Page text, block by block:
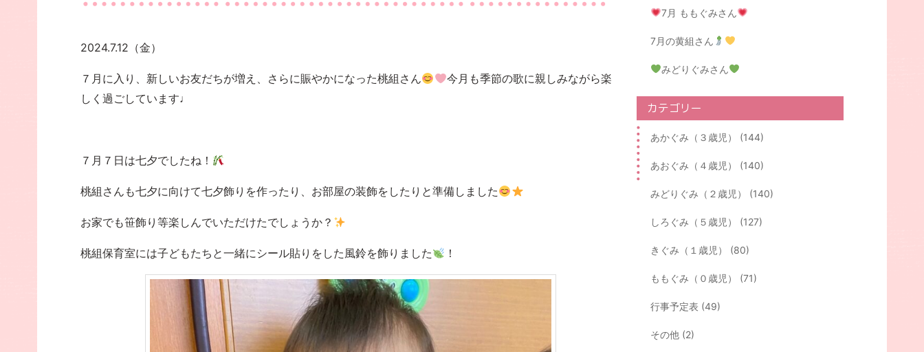
2024.7.12（金）
７月に入り、新しいお友だちが増え、さらに賑やかになった桃組さん
今月も季節の歌に親しみながら楽
しく過ごしています♩
７月７日は七夕でしたね！
桃組さんも七夕に向けて七夕飾りを作ったり、お部屋の装飾をしたりと準備しました
お家でも笹飾り等楽しんでいただけたでしょうか？
桃組保育室には子どもたちと一緒にシール貼りをした風鈴を飾りました ！
7月 ももぐみさん
7月の黄組さん
みどりぐみさん
カテゴリー
あかぐみ（３歳児） (144)
あおぐみ（４歳児） (140)
みどりぐみ（２歳児） (140)
しろぐみ（５歳児） (127)
きぐみ（１歳児） (80)
ももぐみ（０歳児） (71)
行事予定表 (49)
その他 (2)